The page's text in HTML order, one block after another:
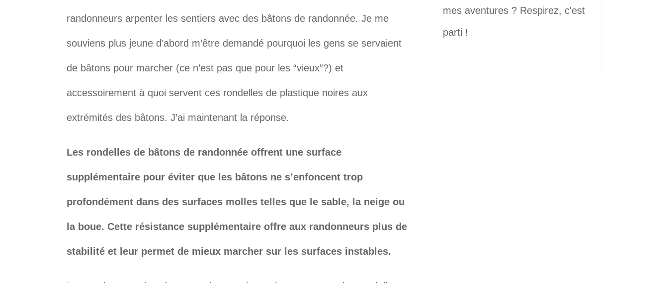
randonneurs arpenter les sentiers avec des bâtons de randonnée. Je me
souviens plus jeune d’abord m’être demandé pourquoi les gens se servaient
de bâtons pour marcher (ce n’est pas que pour les “vieux”?) et
accessoirement à quoi servent ces rondelles de plastique noires aux
extrémités des bâtons. J’ai maintenant la réponse.
Les rondelles de bâtons de randonnée offrent une surface
supplémentaire pour éviter que les bâtons ne s’enfoncent trop
profondément dans des surfaces molles telles que le sable, la neige ou
la boue. Cette résistance supplémentaire offre aux randonneurs plus de
stabilité et leur permet de mieux marcher sur les surfaces instables.
mes aventures ? Respirez, c'est
parti !